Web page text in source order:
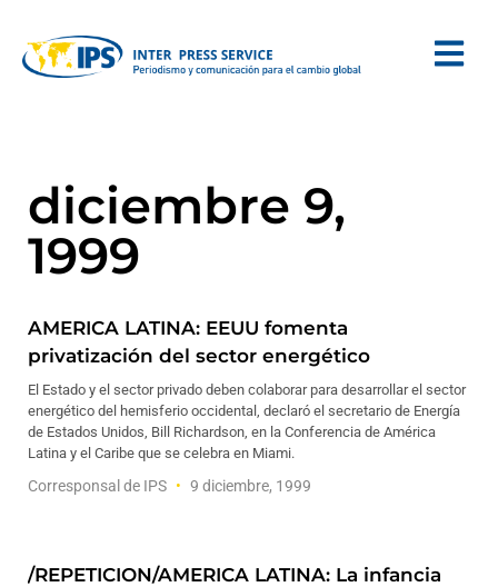
diciembre 9,
1999
AMERICA LATINA: EEUU fomenta
privatización del sector energético
El Estado y el sector privado deben colaborar para desarrollar el sector
energético del hemisferio occidental, declaró el secretario de Energía
de Estados Unidos, Bill Richardson, en la Conferencia de América
Latina y el Caribe que se celebra en Miami.
Corresponsal de IPS 9 diciembre, 1999
/REPETICION/AMERICA LATINA: La infancia